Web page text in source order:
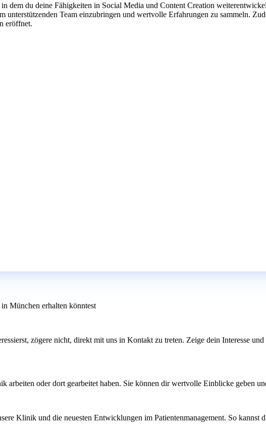
dem du deine Fähigkeiten in Social Media und Content Creation
Team einzubringen und wertvolle Erfahrungen zu sammeln.
eröffnet.
München erhalten könntest
zögere nicht, direkt mit uns in Kontakt zu treten. Zeige dein Interesse
oder dort gearbeitet haben. Sie können dir wertvolle Einblicke geben
Klinik und die neuesten Entwicklungen im Patientenmanagement. So